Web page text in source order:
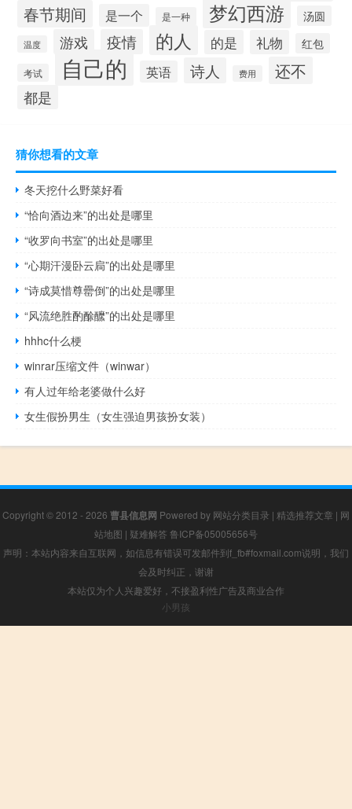
春节期间 是一个 是一种 梦幻西游 汤圆
温度 游戏 疫情 的人 的是 礼物 红包
考试 自己的 英语 诗人 费用 还不
都是
猜你想看的文章
冬天挖什么野菜好看
“恰向酒边来”的出处是哪里
“收罗向书室”的出处是哪里
“心期汗漫卧云扃”的出处是哪里
“诗成莫惜尊罍倒”的出处是哪里
“风流绝胜酌酴醿”的出处是哪里
hhhc什么梗
winrar压缩文件（winwar）
有人过年给老婆做什么好
女生假扮男生（女生强迫男孩扮女装）
Copyright © 2012 - 2026 曹县信息网 Powered by 网站分类目录 | 精选推荐文章 | 网
站地图 | 疑难解答 鲁ICP备05005656号
声明：本站内容来自互联网，如信息有错误可发邮件到f_fb#foxmail.com说明，我们
会及时纠正，谢谢
本站仅为个人兴趣爱好，不接盈利性广告及商业合作
小男孩